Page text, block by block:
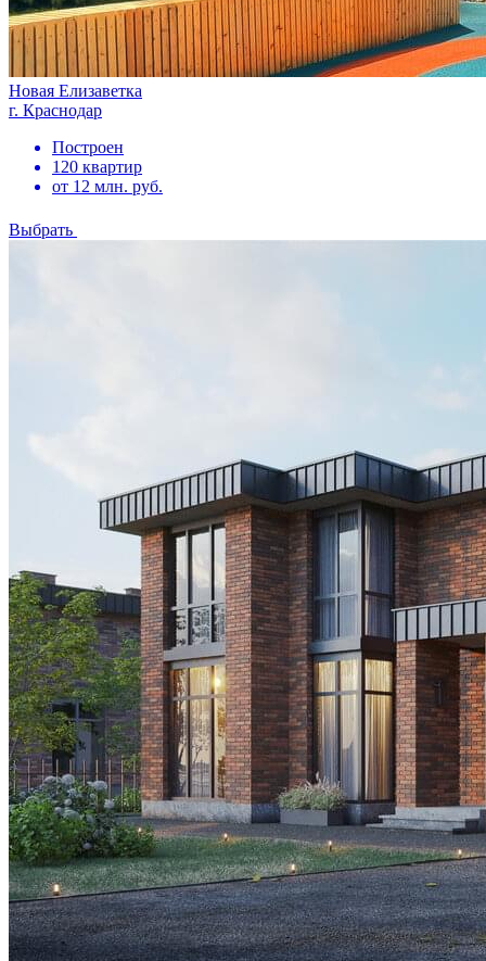
Новая Елизаветка
г. Краснодар
Построен
120 квартир
от 12 млн. руб.
Выбрать